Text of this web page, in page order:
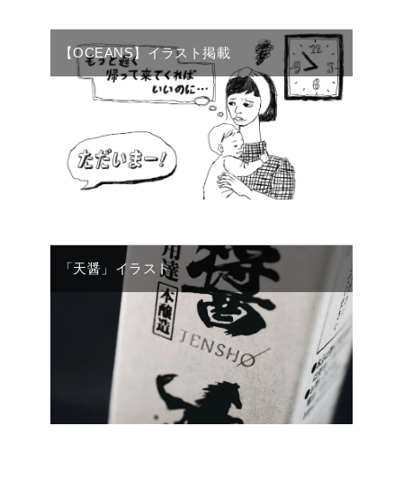
【OCEANS】イラスト掲載
「天醤」イラスト